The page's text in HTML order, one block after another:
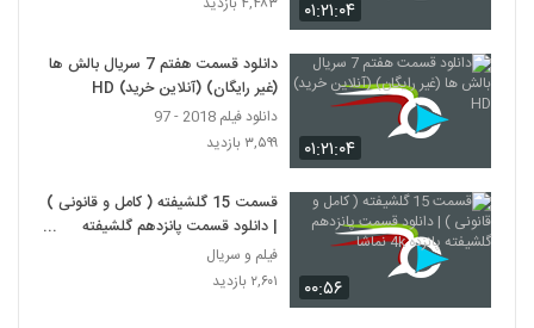
۰۱:۲۱:۰۴
۰۱:۲۱:۰۴
دانلود قسمت هفتم 7 سریال بالش ها
(غیر رایگان) (آنلاین خرید) HD
دانلود فیلم 2018 - 97
۳,۵۹۹ بازدید
۰۰:۵۶
قسمت 15 گلشیفته ( کامل و قانونی )
| دانلود قسمت پانزدهم گلشیفته
پانزده 4k نماشا
فیلم و سریال
۲,۶۰۱ بازدید